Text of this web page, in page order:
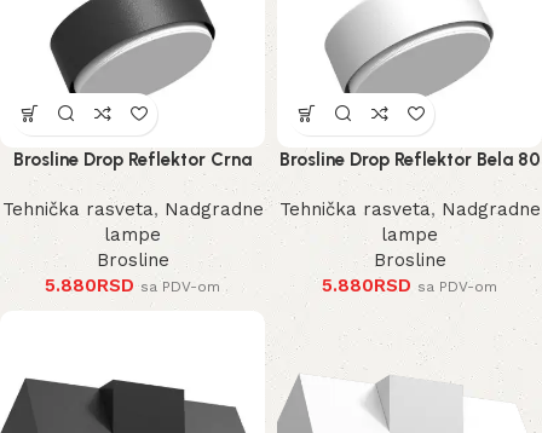
Brosline Drop Reflektor Crna
80 mm 100 mm
Tehnička rasveta, Nadgradne
lampe
Brosline
5.880RSD sa PDV-om
Brosline Drop Reflektor Bela 80
mm 100 mm
Tehnička rasveta, Nadgradne
lampe
Brosline
5.880RSD sa PDV-om